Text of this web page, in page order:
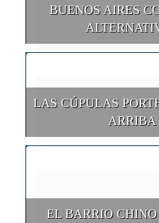
BUENOS AIRES
LAS CÚPULAS
ARRIBA
EL BARRIO CHINO